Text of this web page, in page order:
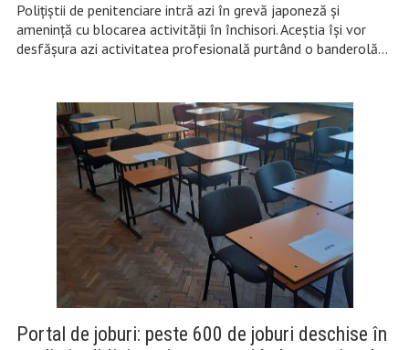
Polițiștii de penitenciare intră azi în grevă japoneză și
amenință cu blocarea activității în închisori. Aceștia își vor
desfășura azi activitatea profesională purtând o banderolă…
Portal de joburi: peste 600 de joburi deschise în